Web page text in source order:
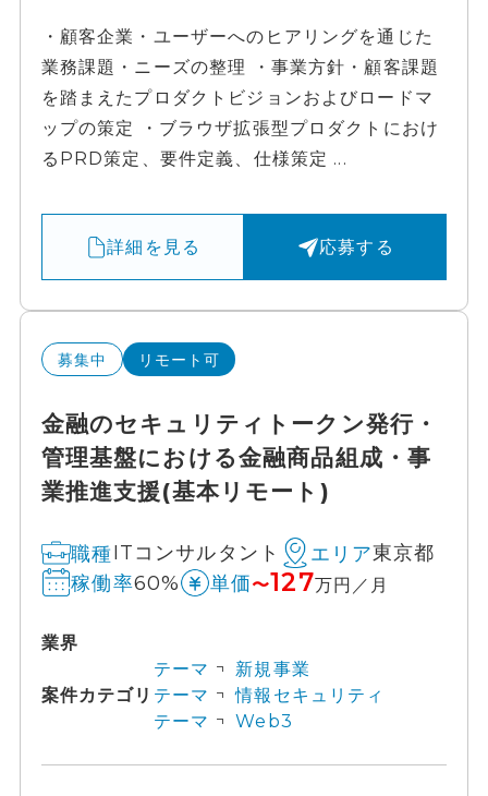
・顧客企業・ユーザーへのヒアリングを通じた
業務課題・ニーズの整理 ・事業方針・顧客課題
を踏まえたプロダクトビジョンおよびロードマ
ップの策定 ・ブラウザ拡張型プロダクトにおけ
るPRD策定、要件定義、仕様策定 ...
詳細を見る 応募する
募集中 リモート可
金融のセキュリティトークン発行・
管理基盤における金融商品組成・事
業推進支援(基本リモート)
職種ITコンサルタント エリア東京都
稼働率60% 単価〜127万円／月
業界
案件カテゴリ
テーマ
新規事業
テーマ
情報セキュリティ
テーマ
Web3